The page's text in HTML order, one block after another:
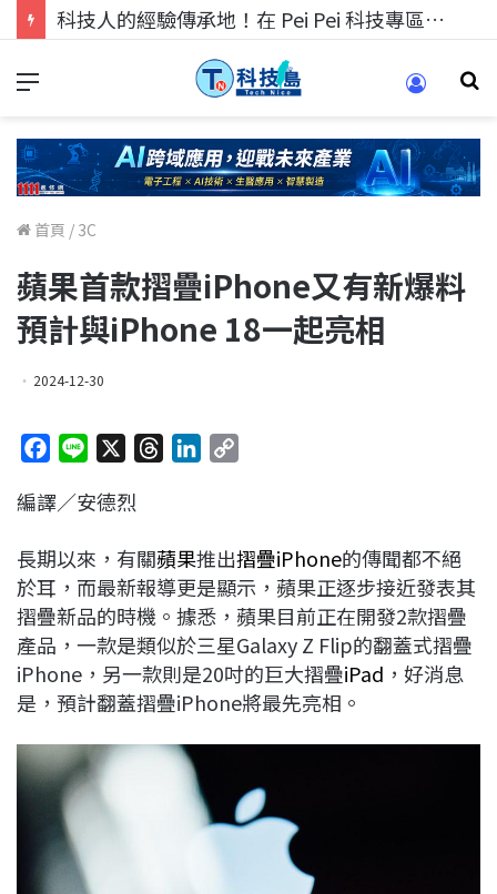
科技人的經驗傳承地！在 Pei Pei 科技專區，與學弟妹交流最硬核的技術
首頁 / 3C
蘋果首款摺疊iPhone又有新爆料
預計與iPhone 18一起亮相
2024-12-30
c
b
o
o
k
n
a
d
s
e
d
I
n
L
i
n
k
編譯／安德烈
長期以來，有關蘋果推出摺疊iPhone的傳聞都不絕
於耳，而最新報導更是顯示，蘋果正逐步接近發表其
摺疊新品的時機。據悉，蘋果目前正在開發2款摺疊
產品，一款是類似於三星Galaxy Z Flip的翻蓋式摺疊
iPhone，另一款則是20吋的巨大摺疊iPad ，好消息
是，預計翻蓋摺疊iPhone將最先亮相。